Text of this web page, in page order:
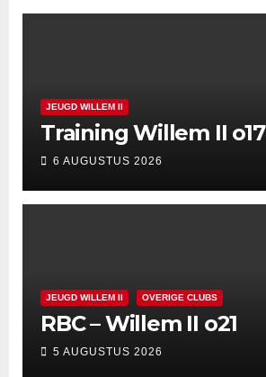
JEUGD WILLEM II
Training Willem II o17
6 AUGUSTUS 2026
JEUGD WILLEM II OVERIGE CLUBS
RBC – Willem II o21
5 AUGUSTUS 2026